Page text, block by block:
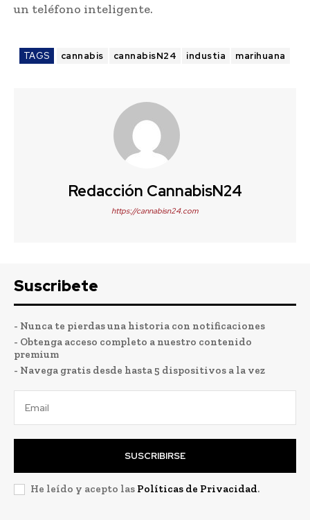
un teléfono inteligente.
TAGS cannabis cannabisN24 industia marihuana
Redacción CannabisN24
https://cannabisn24.com
Suscribete
- Nunca te pierdas una historia con notificaciones
- Obtenga acceso completo a nuestro contenido
premium
- Navega gratis desde hasta 5 dispositivos a la vez
SUSCRIBIRSE
He leído y acepto las Políticas de Privacidad.